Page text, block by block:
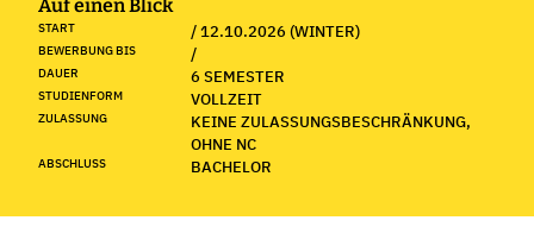
Auf einen Blick
START / 12.10.2026 (WINTER)
BEWERBUNG BIS /
DAUER 6 SEMESTER
STUDIENFORM VOLLZEIT
ZULASSUNG
KEINE ZULASSUNGSBESCHRÄNKUNG,
OHNE NC
ABSCHLUSS BACHELOR